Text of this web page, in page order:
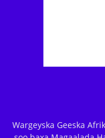
Wargeyska Geeska